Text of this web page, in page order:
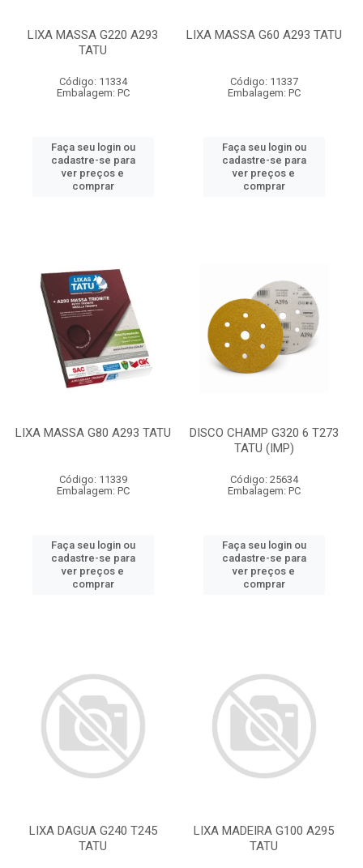
LIXA MASSA G220 A293
TATU
Código: 11334
Embalagem: PC
Faça seu login ou
cadastre-se para
ver preços e
comprar
LIXA MASSA G60 A293 TATU
Código: 11337
Embalagem: PC
Faça seu login ou
cadastre-se para
ver preços e
comprar
LIXA MASSA G80 A293 TATU
Código: 11339
Embalagem: PC
Faça seu login ou
cadastre-se para
ver preços e
comprar
DISCO CHAMP G320 6 T273
TATU (IMP)
Código: 25634
Embalagem: PC
Faça seu login ou
cadastre-se para
ver preços e
comprar
LIXA DAGUA G240 T245
TATU
LIXA MADEIRA G100 A295
TATU